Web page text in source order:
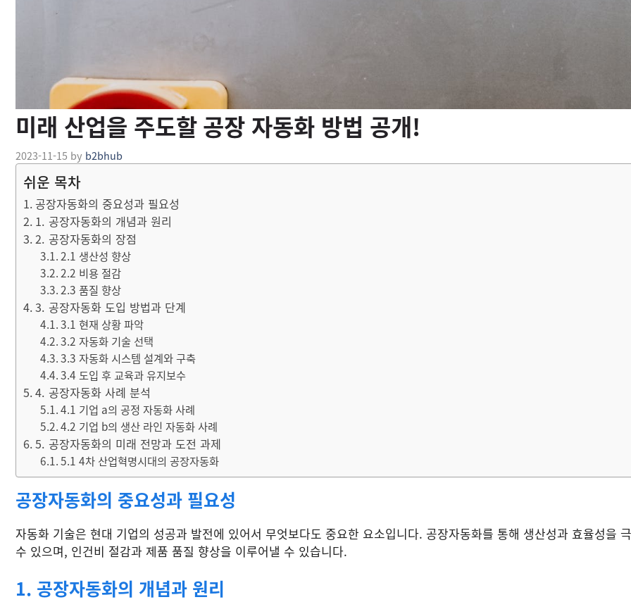
미래 산업을 주도할 공장 자동화 방법 공개!
2023-11-15 by b2bhub
쉬운 목차
공장자동화의 중요성과 필요성
1. 공장자동화의 개념과 원리
2. 공장자동화의 장점
2.1 생산성 향상
2.2 비용 절감
2.3 품질 향상
3. 공장자동화 도입 방법과 단계
3.1 현재 상황 파악
3.2 자동화 기술 선택
3.3 자동화 시스템 설계와 구축
3.4 도입 후 교육과 유지보수
4. 공장자동화 사례 분석
4.1 기업 a의 공정 자동화 사례
4.2 기업 b의 생산 라인 자동화 사례
5. 공장자동화의 미래 전망과 도전 과제
5.1 4차 산업혁명시대의 공장자동화
공장자동화의 중요성과 필요성
자동화 기술은 현대 기업의 성공과 발전에 있어서 무엇보다도 중요한 요소입니다. 공장자동화를 통해 생산성과 효율성을
수 있으며, 인건비 절감과 제품 품질 향상을 이루어낼 수 있습니다.
1. 공장자동화의 개념과 원리